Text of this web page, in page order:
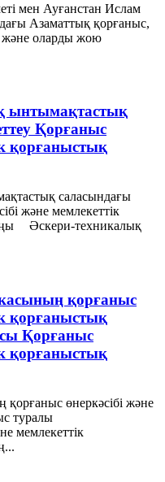
мен Ауғанстан Ислам
Азаматтық қорғаныс,
және оларды жою
ынтымақтастық
Қорғаныс
қорғаныстық
саласындағы
және мемлекеттік
Әскери-техникалық
қорғаныс
қорғаныстық
Қорғаныс
қорғаныстық
өнеркәсібі және
туралы
мемлекеттік